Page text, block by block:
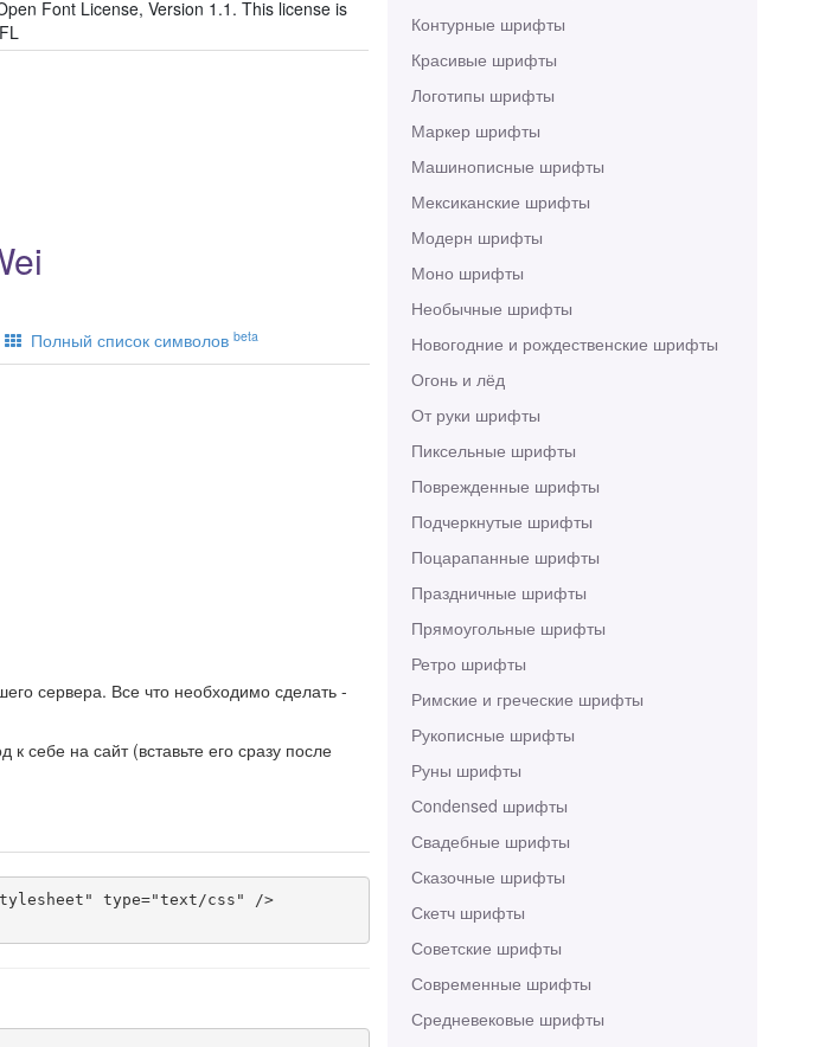
Контурные шрифты
Красивые шрифты
Логотипы шрифты
Маркер шрифты
Машинописные шрифты
Мексиканские шрифты
Модерн шрифты
Моно шрифты
Необычные шрифты
Новогодние и рождественские шрифты
Огонь и лёд
От руки шрифты
Пиксельные шрифты
Поврежденные шрифты
Подчеркнутые шрифты
Поцарапанные шрифты
Праздничные шрифты
Прямоугольные шрифты
Ретро шрифты
Римские и греческие шрифты
Рукописные шрифты
Руны шрифты
Сondensed шрифты
Свадебные шрифты
Сказочные шрифты
Скетч шрифты
Советские шрифты
Современные шрифты
Средневековые шрифты
Font License, Version 1.1. This license is
Полный список символов beta
сервера. Все что необходимо сделать -
себе на сайт (вставьте его сразу после
type="text/css" />